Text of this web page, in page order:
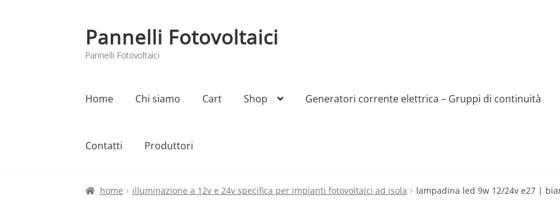
Vai
alla
navigazione
Vai
al
contenuto
Pannelli Fotovoltaici
Pannelli Fotovoltaici
Home Chi siamo Cart Shop Generatori corrente elettrica – Gruppi di continuità
Contatti Produttori
Home CartCheckout Chi siamo Contatti My account Produttori Sample Page Shop
home illuminazione a 12v e 24v specifica per impianti fotovoltaici ad isola lampadina led 9w 12/24v e27 |